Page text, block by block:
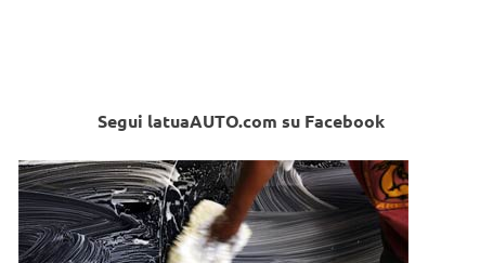
Segui latuaAUTO.com su Facebook